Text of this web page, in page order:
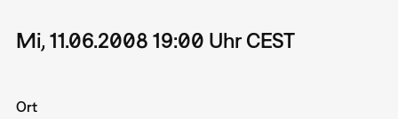
Mi, 11.06.2008 19:00 Uhr CEST
Ort